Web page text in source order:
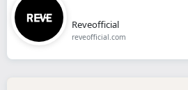
Reveofficial
reveofficial.com